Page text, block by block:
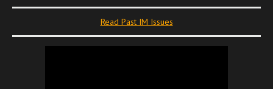
Read Past IM Issues